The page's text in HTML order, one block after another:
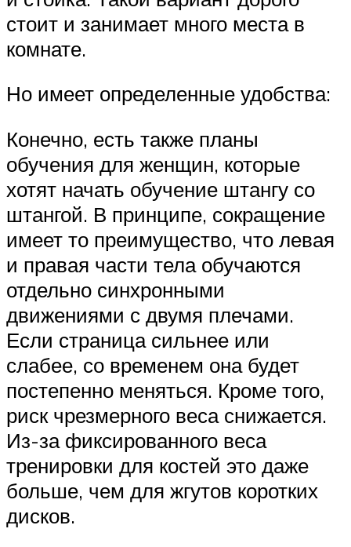
стоит и занимает много места в
комнате.
Но имеет определенные удобства:
Конечно, есть также планы
обучения для женщин, которые
хотят начать обучение штангу со
штангой. В принципе, сокращение
имеет то преимущество, что левая
и правая части тела обучаются
отдельно синхронными
движениями с двумя плечами.
Если страница сильнее или
слабее, со временем она будет
постепенно меняться. Кроме того,
риск чрезмерного веса снижается.
Из-за фиксированного веса
тренировки для костей это даже
больше, чем для жгутов коротких
дисков.